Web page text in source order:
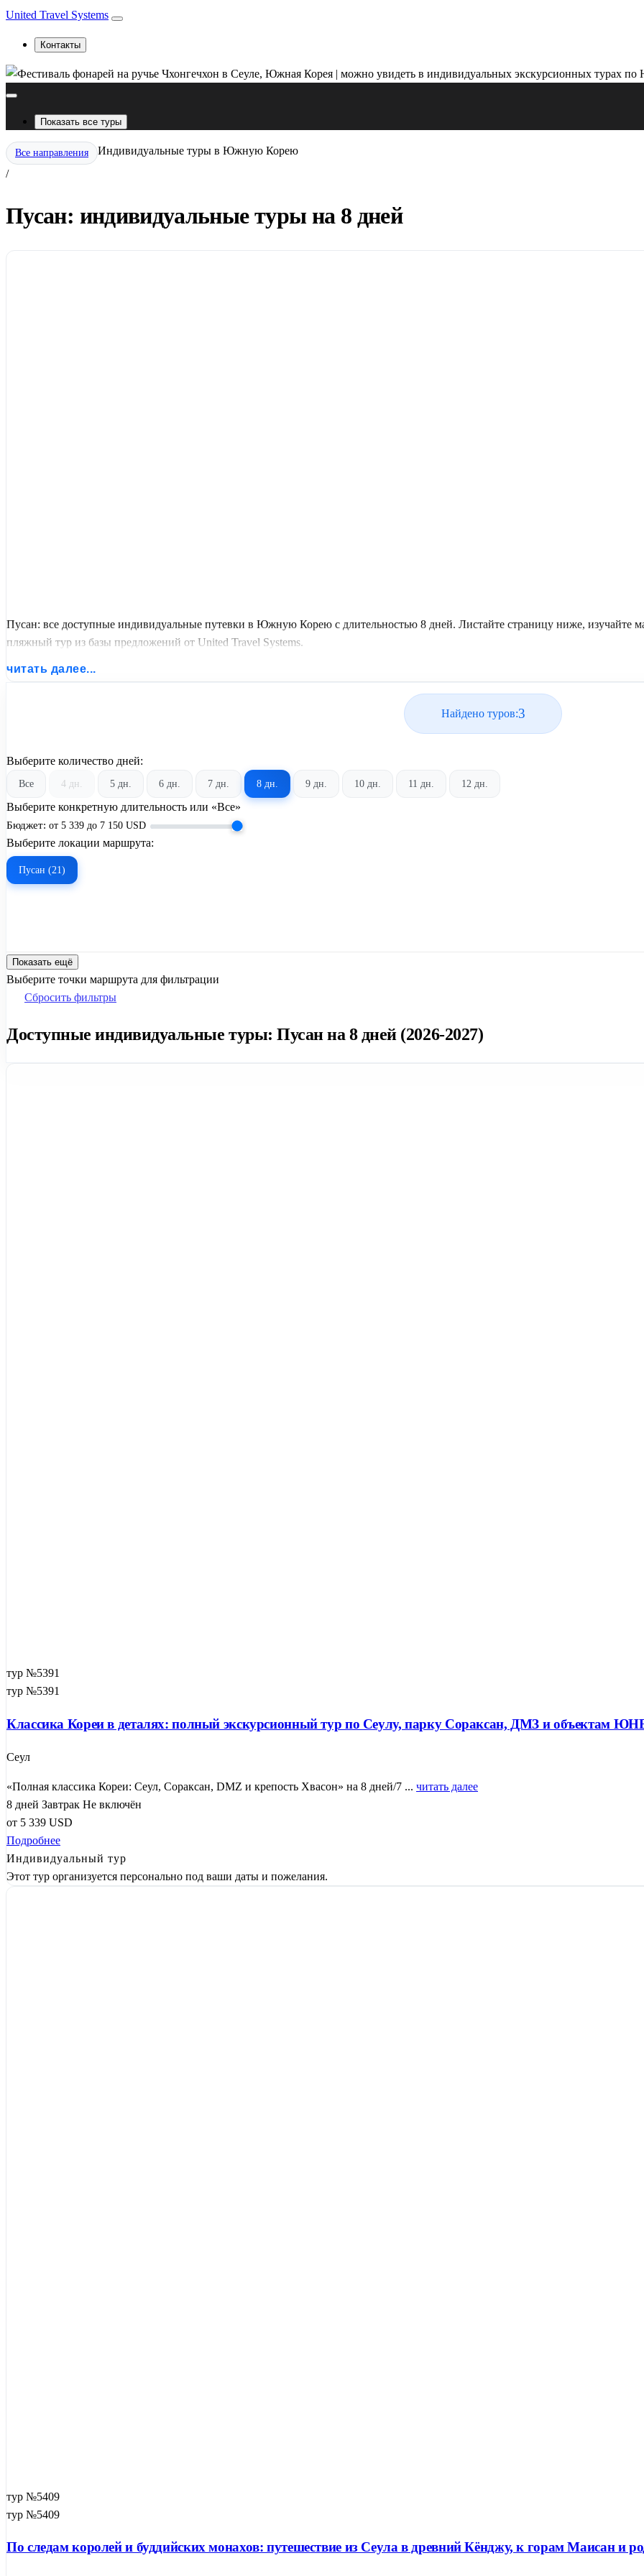
United Travel Systems
Контакты
Показать все туры
Все направления
/
Индивидуальные туры в Южную Корею
Пусан: индивидуальные туры на 8 дней
Пусан: все доступные индивидуальные путевки в Южную Корею с длительностью 8 дней. Листайте страницу ниже,
пляжный тур из базы предложений от United Travel Systems.
читать далее...
Найдено туров:3
Выберите количество дней:
Все 4 дн. 5 дн. 6 дн. 7 дн. 8 дн. 9 дн. 10 дн. 11 дн. 12 дн.
Выберите конкретную длительность или «Все»
Бюджет: от 5 339 до 7 150 USD
Выберите локации маршрута:
Пусан (21)
Показать ещё
Выберите точки маршрута для фильтрации
Сбросить фильтры
Доступные индивидуальные туры: Пусан на 8 дней (2026-2027)
тур №5391
тур №5391
Классика Кореи в деталях: полный экскурсионный тур по Сеулу, парку Сораксан, ДМЗ и объектам
Сеул
«Полная классика Кореи: Сеул, Сораксан, DMZ и крепость Хвасон» на 8 дней/7 ... читать далее
8 дней Завтрак Не включён
от 5 339 USD
Подробнее
Индивидуальный тур
Этот тур организуется персонально под ваши даты и пожелания.
тур №5409
тур №5409
По следам королей и буддийских монахов: путешествие из Сеула в древний Кёнджу, к горам Маисан и